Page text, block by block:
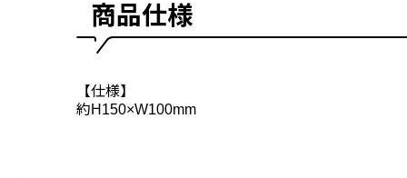
商品仕様
【仕様】
約H150×W100mm